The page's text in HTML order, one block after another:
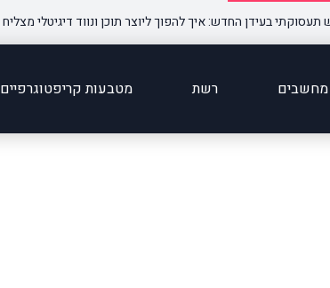
בעידן החדש: איך להפוך ליוצר תוכן ונווד דיגיטלי מצליח ומבוקש
מחשבים רשת מטבעות קריפטוגרפיים